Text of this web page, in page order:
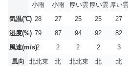
小雨
小雨 厚い雲 厚い雲 厚い
気温(℃) 28 27 25 25 27
湿度(%) 79 87 94 92 82
風速(m/s)2 2 2 2 3
風向
北北東 北 北北東 北 北